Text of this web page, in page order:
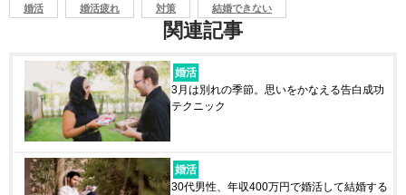
婚活 婚活疲れ 対策 結婚できない
関連記事
婚活
3月は別れの季節。思いをかなえる告白成功
テクニック
婚活
30代男性、年収400万円で婚活して結婚する